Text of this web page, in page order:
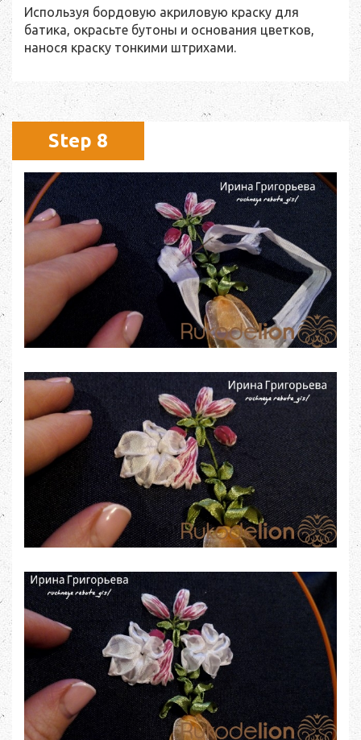
Используя бордовую акриловую краску для
батика, окрасьте бутоны и основания цветков,
нанося краску тонкими штрихами.
Step 8